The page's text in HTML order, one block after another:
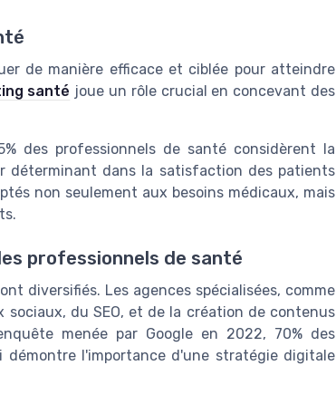
de manière efficace et ciblée pour atteindre
santé joue un rôle crucial en concevant des
des professionnels de santé considèrent la
déterminant dans la satisfaction des patients
non seulement aux besoins médicaux, mais
professionnels de santé
diversifiés. Les agences spécialisées, comme
du SEO, et de la création de contenus
menée par Google en 2022, 70% des
l'importance d'une stratégie digitale